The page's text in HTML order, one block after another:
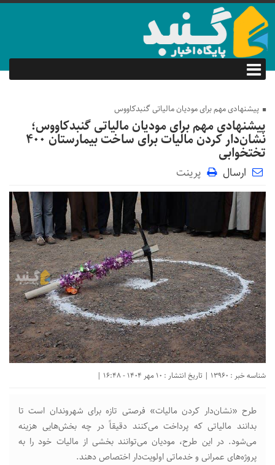
پیشنهادی مهم برای مودیان مالیاتی گنبدکاووس
پیشنهادی مهم برای مودیان مالیاتی گنبدکاووس؛
نشان‌دار کردن مالیات برای ساخت بیمارستان ۴۰۰
تختخوابی
ارسال پرینت
شناسه خبر : 13960 | تاریخ انتشار : 10 مهر 1404 - 16:48 |
طرح «نشان‌دار کردن مالیات» فرصتی تازه برای شهروندان است تا
بدانند مالیاتی که پرداخت می‌کنند دقیقاً در چه بخش‌هایی هزینه
می‌شود. در این طرح، مودیان می‌توانند بخشی از مالیات خود را به
پروژه‌های عمرانی و خدماتی اولویت‌دار اختصاص دهند.